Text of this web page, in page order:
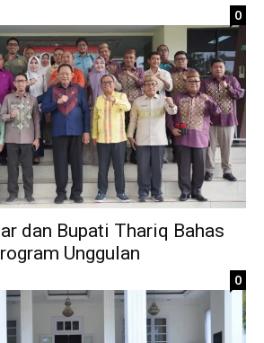
0
dan Bupati Thariq Bahas
Unggulan
0